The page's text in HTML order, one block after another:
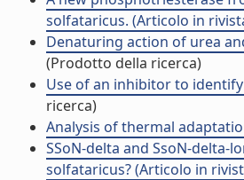
solfataricus. (Articolo in
Denaturing action of urea
(Prodotto della ricerca)
Use of an inhibitor to
ricerca)
Analysis of thermal
SSoN-delta and SsoN-delta-
solfataricus? (Articolo in